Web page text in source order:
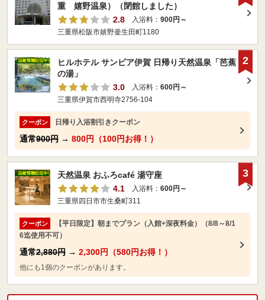
重 嬉野温泉）（閉館しました）
2.8
入浴料： 900円～
三重県松阪市嬉野釜生田町1180
ヒルホテル サンピア伊賀 日帰り天然温泉「芭蕉
の湯」
3.0
入浴料： 600円～
三重県伊賀市西明寺2756-104
クーポン 日帰り入浴割引きクーポン
通常900円 → 800円（100円お得！）
2
天然温泉 おふろcafé 湯守座
4.1
入浴料： 600円～
三重県四日市市生桑町311
クーポン
【平日限定】朝までプラン（入館+深夜料金）（8/8～8/1
6迄使用不可）
通常2,880円 → 2,300円（580円お得！）
他にも1個のクーポンがあります。
3